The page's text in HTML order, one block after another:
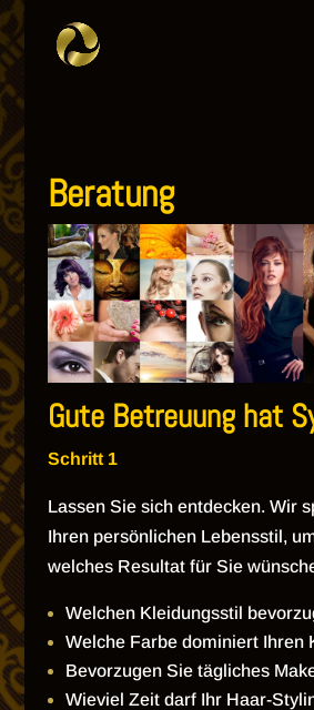
Beratung
Gute Betreuung hat
Schritt 1
Lassen Sie sich entdecken. Wir
Ihren persönlichen Lebensstil,
welches Resultat für Sie
Welchen Kleidungsstil
Welche Farbe dominiert Ihren
Bevorzugen Sie tägliches
Wieviel Zeit darf Ihr Haar-